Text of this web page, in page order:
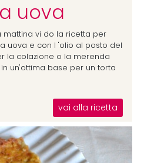
uova
mattina vi do la ricetta per
uova e con l 'olio al posto del
la colazione o la merenda
un'ottima base per un torta
vai alla ricetta